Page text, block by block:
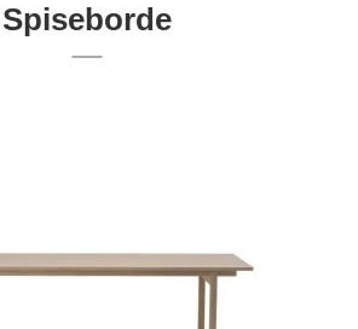
Spiseborde